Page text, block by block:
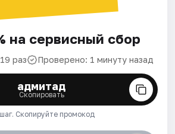
на сервисный сбор
раз Проверено: 1 минуту назад
адмитад
Скопировать
Скопируйте промокод